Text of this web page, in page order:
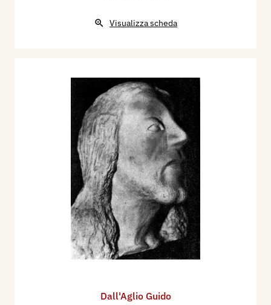
di Mantova, 1 ottobre, p. 3;
Voce di Mantova, 19 settembre, p. 4 (ill.);
1937 - Francesco Carli, Pittori, scultori,
disegnatori e acquerellisti alla Mostra Sindacale
d’arte in Palazzo Ducale, La Voce di Mantova, 17
settembre, p. 3.
2000 - Adalberto Sartori - Arianna Sartori, Artisti
a Mantova nei secoli XIX e XX. Dizionario
biografico, volume II, Bond - Dic, Mantova,
Archivio Sartori Editore, pp. 916/918.
Visualizza scheda
Dall'Aglio Guido